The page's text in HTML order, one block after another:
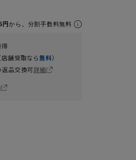
円から。分割手数料無料
舗受取なら無料）
返品交換可詳細